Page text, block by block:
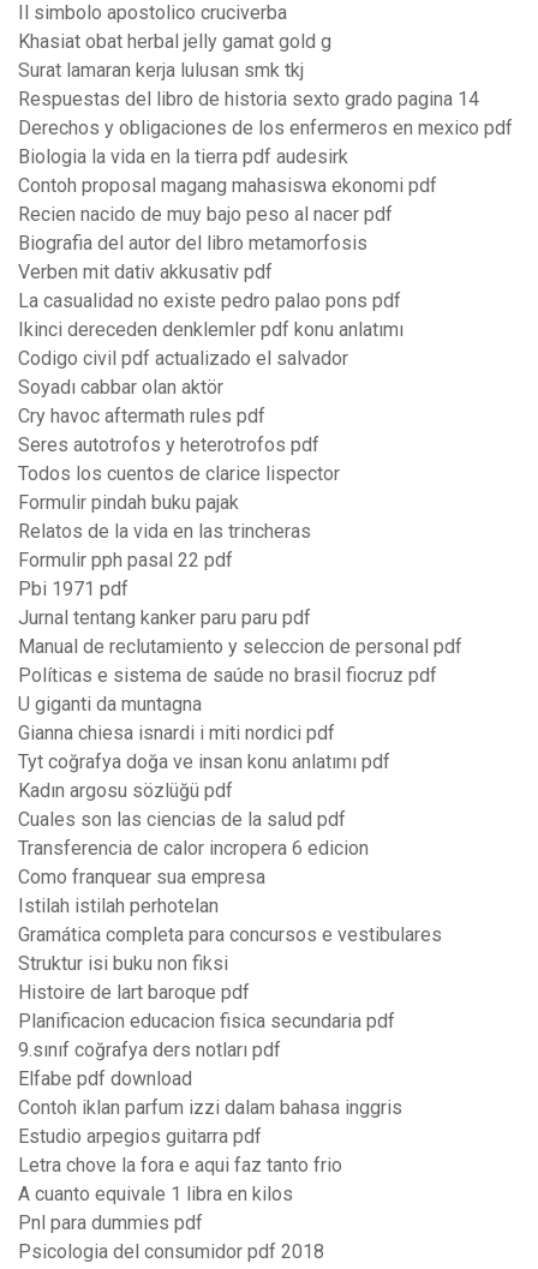
Il simbolo apostolico cruciverba
Khasiat obat herbal jelly gamat gold g
Surat lamaran kerja lulusan smk tkj
Respuestas del libro de historia sexto grado pagina 14
Derechos y obligaciones de los enfermeros en mexico pdf
Biologia la vida en la tierra pdf audesirk
Contoh proposal magang mahasiswa ekonomi pdf
Recien nacido de muy bajo peso al nacer pdf
Biografia del autor del libro metamorfosis
Verben mit dativ akkusativ pdf
La casualidad no existe pedro palao pons pdf
Ikinci dereceden denklemler pdf konu anlatımı
Codigo civil pdf actualizado el salvador
Soyadı cabbar olan aktör
Cry havoc aftermath rules pdf
Seres autotrofos y heterotrofos pdf
Todos los cuentos de clarice lispector
Formulir pindah buku pajak
Relatos de la vida en las trincheras
Formulir pph pasal 22 pdf
Pbi 1971 pdf
Jurnal tentang kanker paru paru pdf
Manual de reclutamiento y seleccion de personal pdf
Políticas e sistema de saúde no brasil fiocruz pdf
U giganti da muntagna
Gianna chiesa isnardi i miti nordici pdf
Tyt coğrafya doğa ve insan konu anlatımı pdf
Kadın argosu sözlüğü pdf
Cuales son las ciencias de la salud pdf
Transferencia de calor incropera 6 edicion
Como franquear sua empresa
Istilah istilah perhotelan
Gramática completa para concursos e vestibulares
Struktur isi buku non fiksi
Histoire de lart baroque pdf
Planificacion educacion fisica secundaria pdf
9.sınıf coğrafya ders notları pdf
Elfabe pdf download
Contoh iklan parfum izzi dalam bahasa inggris
Estudio arpegios guitarra pdf
Letra chove la fora e aqui faz tanto frio
A cuanto equivale 1 libra en kilos
Pnl para dummies pdf
Psicologia del consumidor pdf 2018